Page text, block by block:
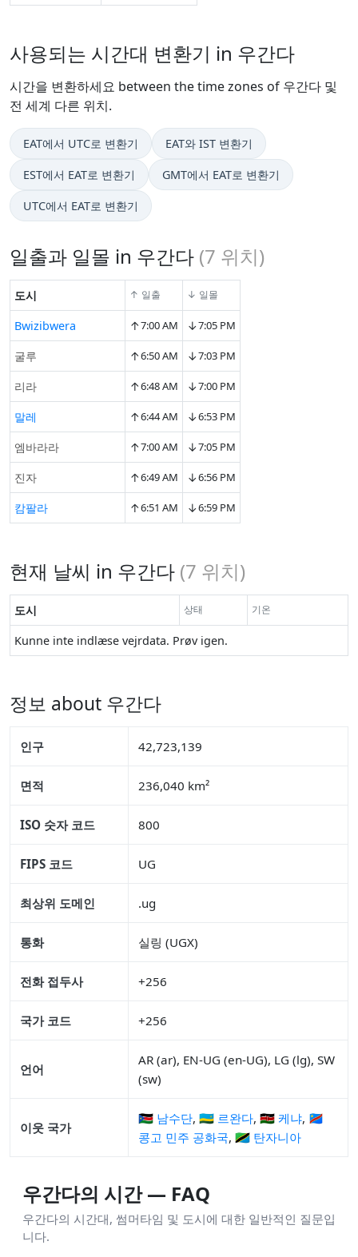
사용되는 시간대 변환기 in 우간다
시간을 변환하세요 between the time zones of 우간다 및
전 세계 다른 위치.
EAT에서 UTC로 변환기 EAT와 IST 변환기
EST에서 EAT로 변환기 GMT에서 EAT로 변환기
UTC에서 EAT로 변환기
일출과 일몰 in 우간다 (7 위치)
도시 ↑ 일출 ↓ 일몰
Bwizibwera ↑7:00 AM ↓7:05 PM
굴루 ↑6:50 AM ↓7:03 PM
리라 ↑6:48 AM ↓7:00 PM
말레 ↑6:44 AM ↓6:53 PM
엠바라라 ↑7:00 AM ↓7:05 PM
진자 ↑6:49 AM ↓6:56 PM
캄팔라 ↑6:51 AM ↓6:59 PM
현재 날씨 in 우간다 (7 위치)
도시 상태 기온
Kunne inte indlæse vejrdata. Prøv igen.
정보 about 우간다
인구 42,723,139
면적 236,040 km²
ISO 숫자 코드 800
FIPS 코드 UG
최상위 도메인 .ug
통화 실링 (UGX)
전화 접두사 +256
국가 코드 +256
언어
AR (ar), EN-UG (en-UG), LG (lg), SW
(sw)
이웃 국가
🇸🇸 남수단, 🇷🇼 르완다, 🇰🇪 케냐, 🇨🇩
콩고 민주 공화국, 🇹🇿 탄자니아
우간다의 시간 — FAQ
우간다의 시간대, 썸머타임 및 도시에 대한 일반적인 질문입
니다.